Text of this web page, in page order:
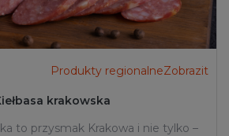
Produkty regionalneZobrazit
krakowska
to przysmak Krakowa i nie tylko –